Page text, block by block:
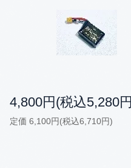
4,800円(税込5,280
定価 6,100円(税込6,710円)